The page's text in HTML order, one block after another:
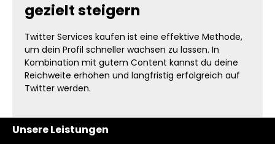
gezielt steigern
Twitter Services kaufen ist eine effektive Methode,
um dein Profil schneller wachsen zu lassen. In
Kombination mit gutem Content kannst du deine
Reichweite erhöhen und langfristig erfolgreich auf
Twitter werden.
Unsere Leistungen